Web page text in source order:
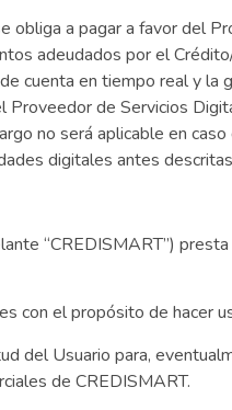
obliga a pagar a favor del
adeudados por el
cuenta en tiempo real y la
de Servicios
no será aplicable en
digitales antes
“CREDISMART”)
con el propósito de hacer
del Usuario para,
de CREDISMART.